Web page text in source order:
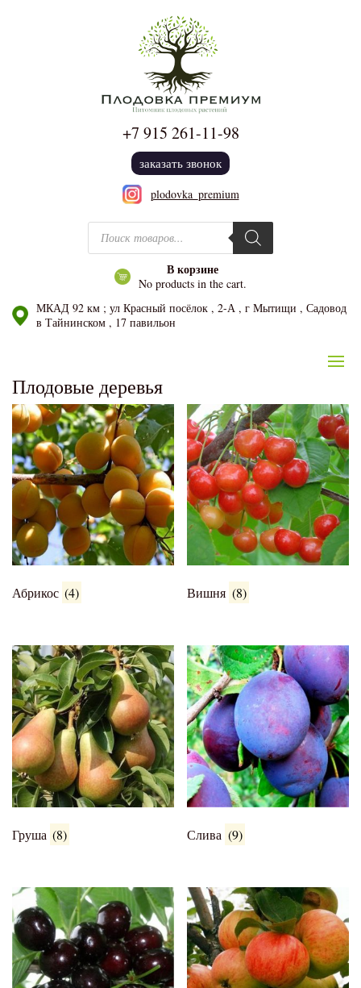
+7 915 261-11-98
заказать звонок
plodovka_premium
Поиск товаров
В корзине
No products in the cart.
МКАД 92 км ; ул Красный посёлок , 2-А , г Мытищи , Садовод
в Тайнинском , 17 павильон
Плодовые деревья
Абрикос (4) Вишня (8)
Груша (8) Слива (9)